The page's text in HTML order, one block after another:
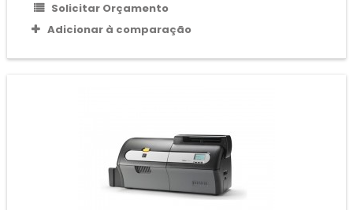
Solicitar Orçamento
Adicionar à comparação